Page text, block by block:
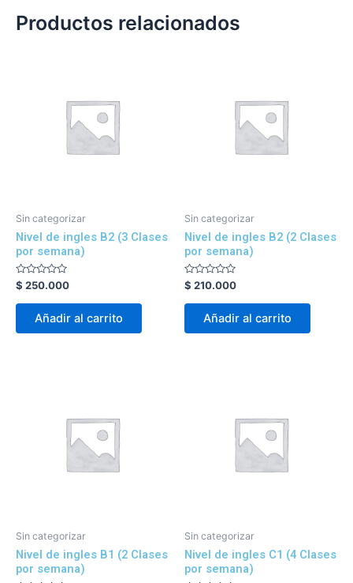
Productos relacionados
Sin categorizar
Nivel de ingles B2 (3 Clases
por semana)
Valorado
con
0
$ 250.000
Añadir al carrito
Sin categorizar
Nivel de ingles B2 (2 Clases
por semana)
Valorado
con
0
$ 210.000
Añadir al carrito
Sin categorizar
Nivel de ingles B1 (2 Clases
por semana)
Sin categorizar
Nivel de ingles C1 (4 Clases
por semana)